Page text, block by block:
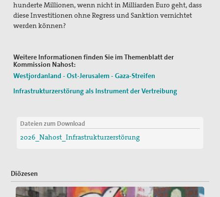
hunderte Millionen, wenn nicht in Milliarden Euro geht, dass
diese Investitionen ohne Regress und Sanktion vernichtet
werden können?
Weitere Informationen finden Sie im Themenblatt der
Kommission Nahost:
Westjordanland - Ost-Jerusalem - Gaza-Streifen
Infrastrukturzerstörung als Instrument der Vertreibung
Dateien zum Download
2026_Nahost_Infrastrukturzerstörung
Diözesen